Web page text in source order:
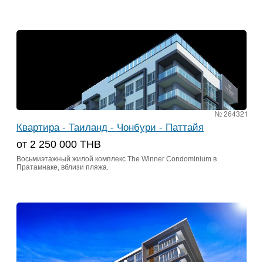
№ 264321
Квартира - Таиланд - Чонбури - Паттайя
от 2 250 000 ТНВ
Восьмиэтажный жилой комплекс The Winner Condominium в
Пратамнаке, вблизи пляжа.